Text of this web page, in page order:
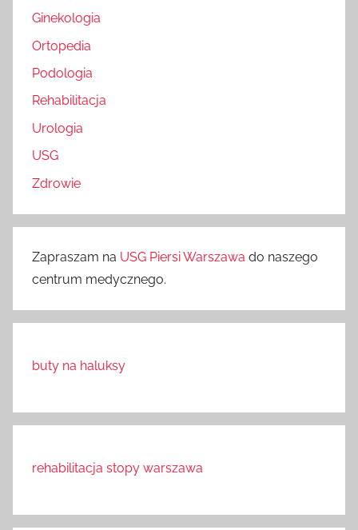
Ginekologia
Ortopedia
Podologia
Rehabilitacja
Urologia
USG
Zdrowie
Zapraszam na USG Piersi Warszawa do naszego
centrum medycznego.
buty na haluksy
rehabilitacja stopy warszawa